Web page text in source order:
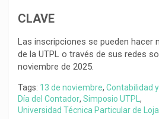
CLAVE
Las inscripciones se pueden hacer
de la UTPL o través de sus redes
noviembre de 2025.
Tags: 13 de noviembre, Contabilidad
Día del Contador, Simposio UTPL ,
Universidad Técnica Particular de Loja